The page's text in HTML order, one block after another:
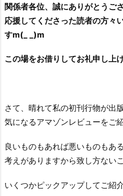
関係者各位、誠にありがとうご
応援してくださった読者の方々
すm(_ _)m
この場をお借りしてお礼申し上げ
さて、晴れて私の初刊行物が出
気になるアマゾンレビューをご
良いものもあれば悪いものもあ
考えがありますから致し方ないこ
いくつかピックアップしてご紹